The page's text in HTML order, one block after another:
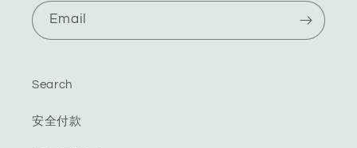
Email
Search
安全付款